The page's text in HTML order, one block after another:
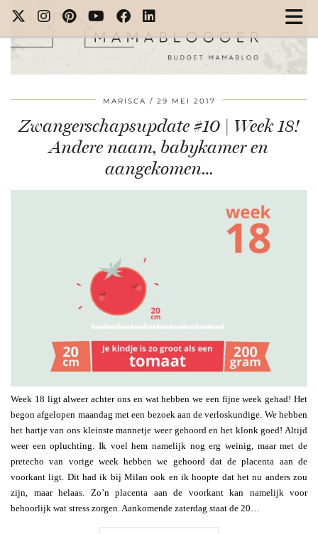
MARISCA 29 MEI 2017
Zwangerschapsupdate #10 | Week 18!
Andere naam, babykamer en
aangekomen…
Week 18 ligt alweer achter ons en wat hebben we een fijne week gehad! Het
begon afgelopen maandag met een bezoek aan de verloskundige. We hebben
het hartje van ons kleinste mannetje weer gehoord en het klonk goed! Altijd
weer een opluchting. Ik voel hem namelijk nog erg weinig, maar met de
pretecho van vorige week hebben we gehoord dat de placenta aan de
voorkant ligt. Dit had ik bij Milan ook en ik hoopte dat het nu anders zou
zijn, maar helaas. Zo’n placenta aan de voorkant kan namelijk voor
behoorlijk wat stress zorgen. Aankomende zaterdag staat de 20…